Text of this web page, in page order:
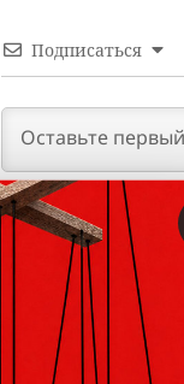
Подписаться
КОММЕНТАРИИ